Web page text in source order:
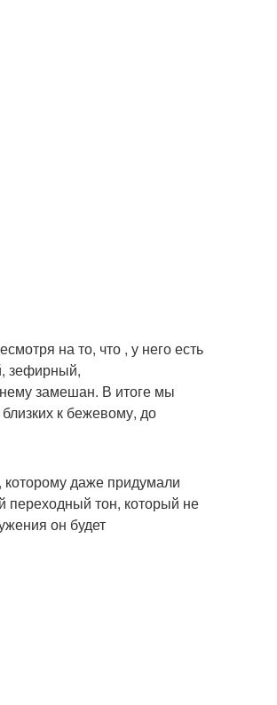
на то, что , у него есть
зефирный,
замешан. В итоге мы
к бежевому, до
даже придумали
переходный тон, который не
он будет